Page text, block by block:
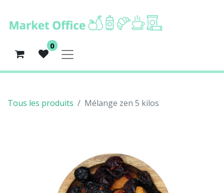
0
Tous les produits Mélange zen 5 kilos